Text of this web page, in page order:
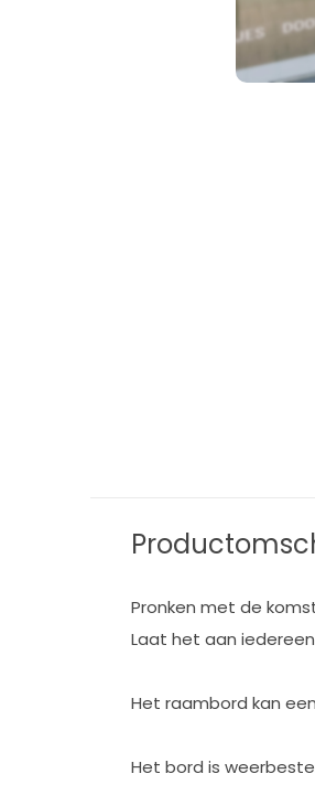
Pronken met de
Laat het aan
Het raambord kan
Het bord is